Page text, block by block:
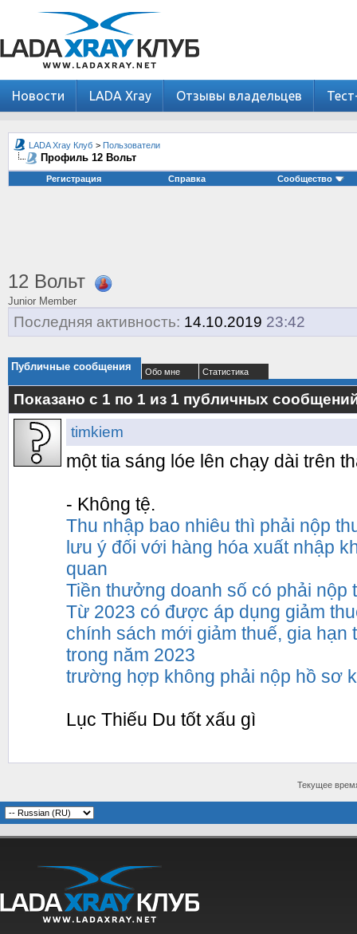
Новости LADA Xray Отзывы владельцев
LADA Xray Клуб > Пользователи
Профиль 12 Вольт
Регистрация Справка Сообщество
12 Вольт
Junior Member
Последняя активность: 14.10.2019 23:42
Публичные сообщения Обо мне Статистика
Показано с 1 по 1 из 1 публичных
timkiem
một tia sáng lóe lên chạy dài trên
- Không tệ.
Thu nhập bao nhiêu thì phải nộp
lưu ý đối với hàng hóa xuất nhập
quan
Tiền thưởng doanh số có phải nộp
Từ 2023 có được áp dụng giảm
chính sách mới giảm thuế, gia hạn
trong năm 2023
trường hợp không phải nộp hồ sơ
Lục Thiếu Du tốt xấu gì
Текущее